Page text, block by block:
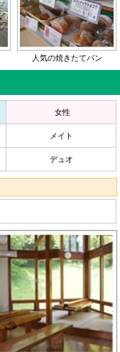
人気の焼きたてパン
女性
メイト
デュオ